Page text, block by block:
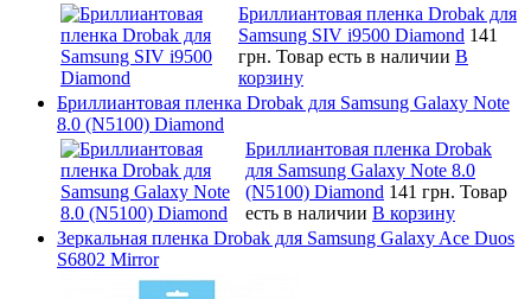
Бриллиантовая пленка Drobak для
Samsung SIV i9500 Diamond 141
грн. Товар есть в наличии В
корзину
Бриллиантовая пленка Drobak для Samsung Galaxy Note
8.0 (N5100) Diamond
Бриллиантовая пленка Drobak
для Samsung Galaxy Note 8.0
(N5100) Diamond 141 грн. Товар
есть в наличии В корзину
Зеркальная пленка Drobak для Samsung Galaxy Ace Duos
S6802 Mirror